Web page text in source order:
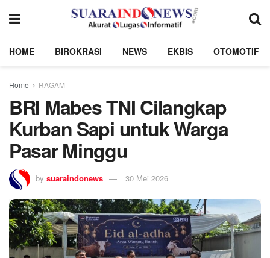
HOME BIROKRASI NEWS EKBIS OTOMOTIF
Home RAGAM
BRI Mabes TNI Cilangkap
Kurban Sapi untuk Warga
Pasar Minggu
by suaraindonews 30 Mei 2026